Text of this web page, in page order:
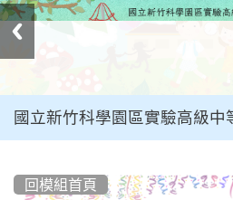
國立新竹科學園區實驗高級中
回模組首頁